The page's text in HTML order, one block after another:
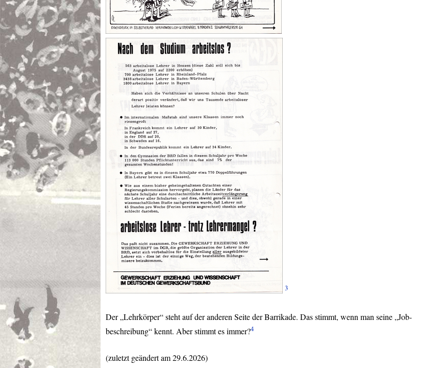
3
Der „Lehrkörper“ steht auf der anderen Seite der Barrikade. Das stimmt, wenn man seine „Job-
beschreibung“ kennt. Aber stimmt es immer?4
(zuletzt geändert am 29.6.2026)